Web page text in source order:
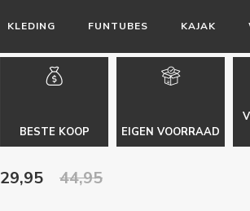
KLEDING FUNTUBES KAJAK
BESTE KOOP EIGEN VOORRAAD
29,95 44,95